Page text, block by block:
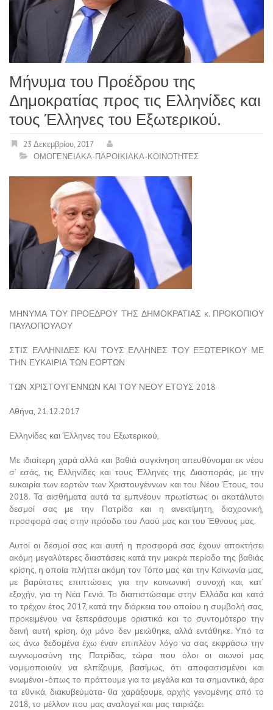
Μήνυμα του Προέδρου της
Δημοκρατίας προς τις Ελληνίδες και
τους Έλληνες του Εξωτερικού.
23 Δεκεμβρίου, 2017
ΟΜΟΓΕΝΕΙΑΚΑ-ΠΑΡΟΙΚΙΑΚΑ-ΚΟΙΝΟΤΗΤΕΣ
ΜΗΝΥΜΑ ΤΟΥ ΠΡΟΕΔΡΟΥ ΤΗΣ ΔΗΜΟΚΡΑΤΙΑΣ κ. ΠΡΟΚΟΠΙΟΥ
ΠΑΥΛΟΠΟΥΛΟΥ
ΣΤΙΣ ΕΛΛΗΝΙΔΕΣ ΚΑΙ ΤΟΥΣ ΕΛΛΗΝΕΣ ΤΟΥ ΕΞΩΤΕΡΙΚΟΥ ΜΕ
ΤΗΝ ΕΥΚΑΙΡΙΑ ΤΩΝ ΕΟΡΤΩΝ
ΤΩΝ ΧΡΙΣΤΟΥΓΕΝΝΩΝ ΚΑΙ ΤΟΥ ΝΕΟΥ ΕΤΟΥΣ 2018
Αθήνα, 21.12.2017
Ελληνίδες και Έλληνες του Εξωτερικού,
Με ιδιαίτερη χαρά αλλά και βαθιά συγκίνηση απευθύνομαι εκ νέου
σ’ εσάς, τις Ελληνίδες και τους Έλληνες της Διασποράς, με την
ευκαιρία των εορτών των Χριστουγέννων και του Νέου Έτους, του
2018. Τα αισθήματα αυτά τα εμπνέουν πρωτίστως οι ακατάλυτοι
δεσμοί σας με την Πατρίδα και η ανεκτίμητη, διαχρονική,
προσφορά σας στην πρόοδο του Λαού μας και του Έθνους μας.
Αυτοί οι δεσμοί σας και αυτή η προσφορά σας έχουν αποκτήσει
ακόμη μεγαλύτερες διαστάσεις κατά την μακρά περίοδο της βαθιάς
κρίσης, η οποία πλήττει ακόμη τον Τόπο μας και την Κοινωνία μας,
με βαρύτατες επιπτώσεις για την κοινωνική συνοχή και, κατ’
εξοχήν, για τη Νέα Γενιά. Το διαπιστώσαμε στην Ελλάδα και κατά
το τρέχον έτος 2017, κατά την διάρκεια του οποίου η συμβολή σας,
προκειμένου να ξεπεράσουμε οριστικά και το συντομότερο την
δεινή αυτή κρίση, όχι μόνο δεν μειώθηκε, αλλά εντάθηκε. Υπό τα
ως άνω δεδομένα έχω έναν επιπλέον λόγο να σας εκφράσω την
ευγνωμοσύνη της Πατρίδας, τώρα που όλοι οι οιωνοί μας
νομιμοποιούν να ελπίζουμε, βασίμως, ότι αποφασισμένοι και
ενωμένοι -όπως το πράττουμε για τα μεγάλα και τα σημαντικά, άρα
τα εθνικά, διακυβεύματα- θα χαράξουμε, αρχής γενομένης από το
2018, το μέλλον που μας αναλογεί και μας ταιριάζει.